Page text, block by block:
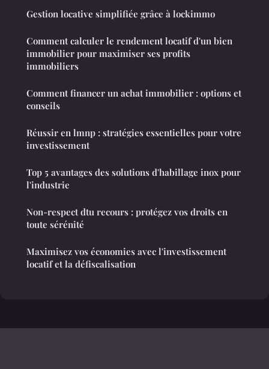
Gestion locative simplifiée grâce à lockimmo
Comment calculer le rendement locatif d'un bien
immobilier pour maximiser ses profits
immobiliers
Comment financer un achat immobilier : options et
conseils
Réussir en lmnp : stratégies essentielles pour votre
investissement
Top 5 avantages des solutions d'habillage inox pour
l'industrie
Non-respect dtu recours : protégez vos droits en
toute sérénité
Maximisez vos économies avec l'investissement
locatif et la défiscalisation